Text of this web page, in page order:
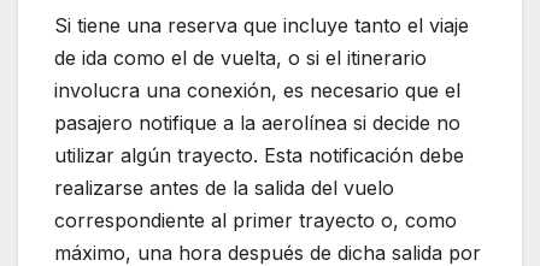
Si tiene una reserva que incluye tanto el viaje
de ida como el de vuelta, o si el itinerario
involucra una conexión, es necesario que el
pasajero notifique a la aerolínea si decide no
utilizar algún trayecto. Esta notificación debe
realizarse antes de la salida del vuelo
correspondiente al primer trayecto o, como
máximo, una hora después de dicha salida por